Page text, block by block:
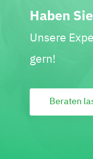
Haben
Unsere
gern!
Beraten